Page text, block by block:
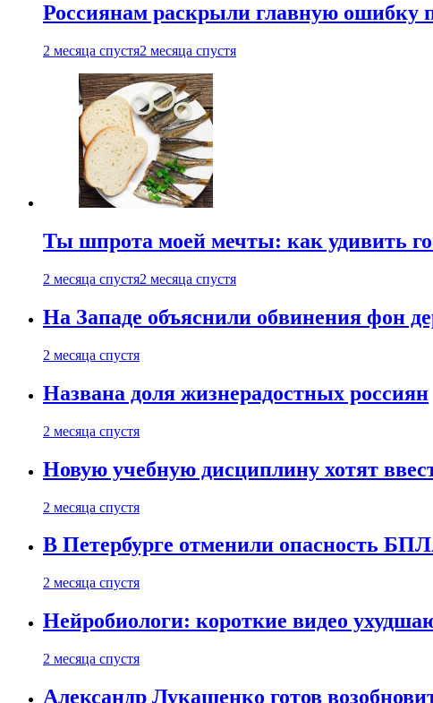
Россиянам раскрыли главную ошибку
2 месяца спустя2 месяца спустя
Ты шпрота моей мечты: как удивить
2 месяца спустя2 месяца спустя
На Западе объяснили обвинения фон
2 месяца спустя
Названа доля жизнерадостных россиян
2 месяца спустя
Новую учебную дисциплину хотят
2 месяца спустя
В Петербурге отменили опасность
2 месяца спустя
Нейробиологи: короткие видео
2 месяца спустя
Александр Лукашенко готов